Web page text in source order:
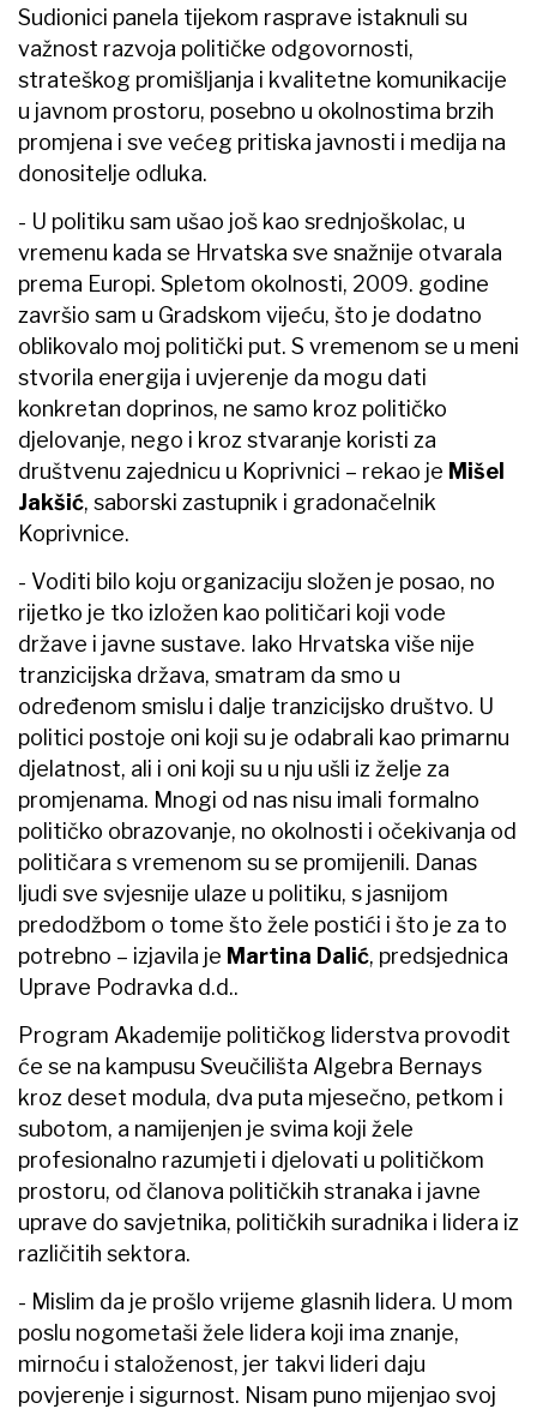
Sudionici panela tijekom rasprave istaknuli su
važnost razvoja političke odgovornosti,
strateškog promišljanja i kvalitetne komunikacije
u javnom prostoru, posebno u okolnostima brzih
promjena i sve većeg pritiska javnosti i medija na
donositelje odluka.
- U politiku sam ušao još kao srednjoškolac, u
vremenu kada se Hrvatska sve snažnije otvarala
prema Europi. Spletom okolnosti, 2009. godine
završio sam u Gradskom vijeću, što je dodatno
oblikovalo moj politički put. S vremenom se u meni
stvorila energija i uvjerenje da mogu dati
konkretan doprinos, ne samo kroz političko
djelovanje, nego i kroz stvaranje koristi za
društvenu zajednicu u Koprivnici – rekao je Mišel
Jakšić, saborski zastupnik i gradonačelnik
Koprivnice.
- Voditi bilo koju organizaciju složen je posao, no
rijetko je tko izložen kao političari koji vode
države i javne sustave. Iako Hrvatska više nije
tranzicijska država, smatram da smo u
određenom smislu i dalje tranzicijsko društvo. U
politici postoje oni koji su je odabrali kao primarnu
djelatnost, ali i oni koji su u nju ušli iz želje za
promjenama. Mnogi od nas nisu imali formalno
političko obrazovanje, no okolnosti i očekivanja od
političara s vremenom su se promijenili. Danas
ljudi sve svjesnije ulaze u politiku, s jasnijom
predodžbom o tome što žele postići i što je za to
potrebno – izjavila je Martina Dalić, predsjednica
Uprave Podravka d.d..
Program Akademije političkog liderstva provodit
će se na kampusu Sveučilišta Algebra Bernays
kroz deset modula, dva puta mjesečno, petkom i
subotom, a namijenjen je svima koji žele
profesionalno razumjeti i djelovati u političkom
prostoru, od članova političkih stranaka i javne
uprave do savjetnika, političkih suradnika i lidera iz
različitih sektora.
- Mislim da je prošlo vrijeme glasnih lidera. U mom
poslu nogometaši žele lidera koji ima znanje,
mirnoću i staloženost, jer takvi lideri daju
povjerenje i sigurnost. Nisam puno mijenjao svoj